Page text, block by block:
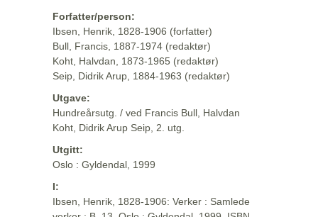
Forfatter/person:
Ibsen, Henrik, 1828-1906 (forfatter)
Bull, Francis, 1887-1974 (redaktør)
Koht, Halvdan, 1873-1965 (redaktør)
Seip, Didrik Arup, 1884-1963 (redaktør)
Utgave:
Hundreårsutg. / ved Francis Bull, Halvdan
Koht, Didrik Arup Seip, 2. utg.
Utgitt:
Oslo : Gyldendal, 1999
I:
Ibsen, Henrik, 1828-1906: Verker : Samlede